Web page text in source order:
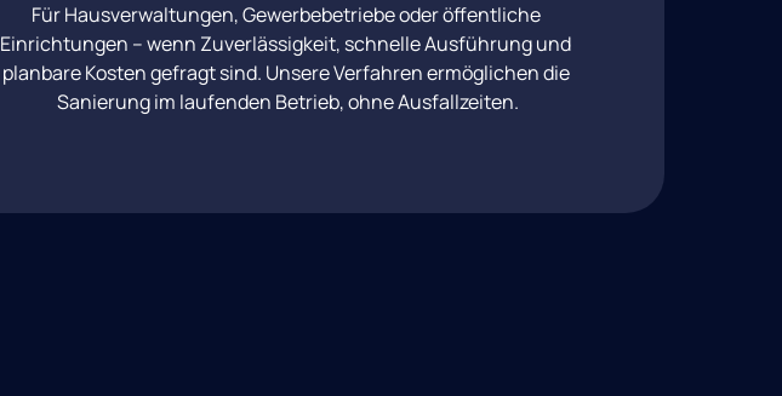
Für Hausverwaltungen, Gewerbebetriebe oder
öffentliche
Einrichtungen – wenn Zuverlässigkeit, schnelle Ausführung
planbare Kosten gefragt sind. Unsere Verfahren ermöglichen
die
Sanierung im laufenden Betrieb, ohne Ausfallzeiten.